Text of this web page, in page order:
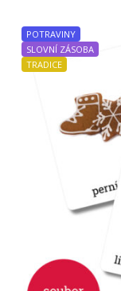
POTRAVINY
SLOVNÍ ZÁSOBA
TRADICE